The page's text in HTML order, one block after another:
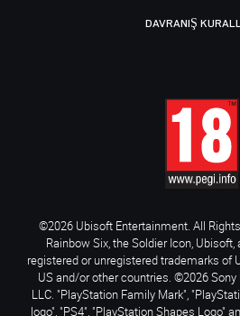
DAVRANIŞ
©2026 Ubisoft Entertainment. All Rights
Rainbow Six, the Soldier Icon,
registered or unregistered trademarks of
US and/or other countries. ©2026
LLC. "PlayStation Family Mark",
logo", "PS4", "PlayStation Shapes Logo"